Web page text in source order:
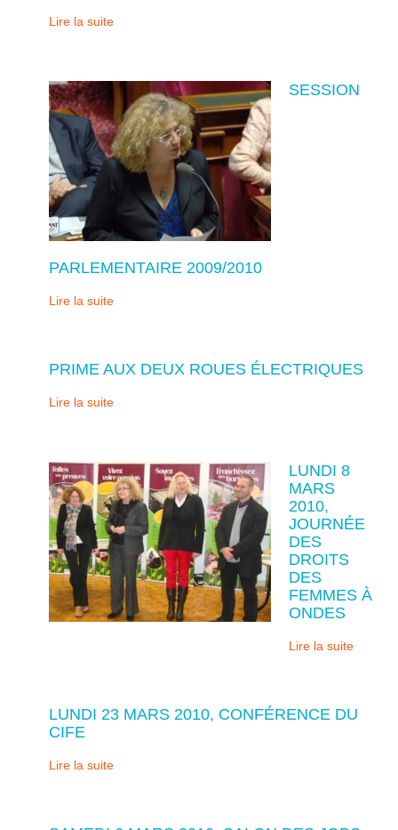
Lire la suite
SESSION
PARLEMENTAIRE 2009/2010
Lire la suite
PRIME AUX DEUX ROUES ÉLECTRIQUES
Lire la suite
LUNDI 8
MARS
2010,
JOURNÉE
DES
DROITS
DES
FEMMES À
ONDES
Lire la suite
LUNDI 23 MARS 2010, CONFÉRENCE DU
CIFE
Lire la suite